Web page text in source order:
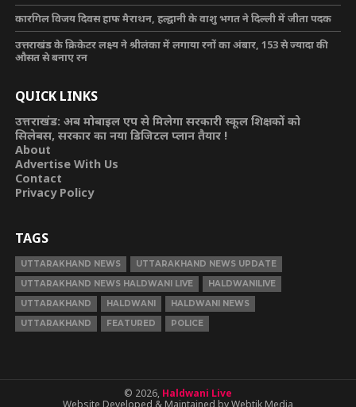
कारगिल विजय दिवस हाफ मैराथन, हल्द्वानी के वाशु भगत ने दिल्ली में जीता पदक
उत्तराखंड के क्रिकेटर लक्ष्य ने श्रीलंका में लगाया रनों का अंबार, 153 से ज्यादा की
औसत से बनाए रन
QUICK LINKS
उत्तराखंड: अब मोबाइल एप से मिलेगा सरकारी स्कूल शिक्षकों को
सिलेबस, सरकार का नया डिजिटल प्लान तैयार !
About
Advertise With Us
Contact
Privacy Policy
TAGS
UTTARAKHAND NEWS
UTTARAKHAND NEWS UPDATE
UTTARAKHAND NEWS HALDWANI LIVE
HALDWANILIVE
UTTARAKHAND
HALDWANI
HALDWANI NEWS
UTTARAKHAND
FEATURED POLICE
© 2026, Haldwani Live
Website Developed & Maintained by Webtik Media